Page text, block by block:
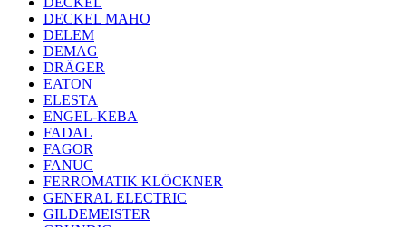
DECKEL MAHO
DELEM
DEMAG
DRÄGER
EATON
ELESTA
ENGEL-KEBA
FADAL
FAGOR
FANUC
FERROMATIK KLÖCKNER
GENERAL ELECTRIC
GILDEMEISTER